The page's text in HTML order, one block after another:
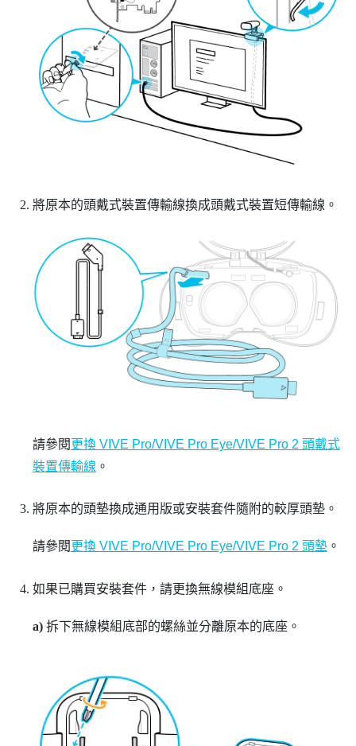
將原本的頭戴式裝置傳輸線換成頭戴式裝置短傳輸線。
請參閱 更換 VIVE Pro/VIVE Pro Eye/VIVE Pro 2 頭戴式
裝置傳輸線 。
將原本的頭墊換成通用版或安裝套件隨附的較厚頭墊。
請參閱 更換 VIVE Pro/VIVE Pro Eye/VIVE Pro 2 頭墊。
如果已購買安裝套件，請更換無線模組底座。
a)拆下無線模組底部的螺絲並分離原本的底座。